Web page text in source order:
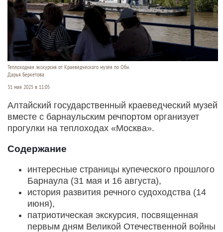
Теплоходная экскурсия от Краеведческого музея по Оби.
Дарья Беркетова
31 мая 2025 в 11:05
Алтайский государственный краеведческий музей
вместе с барнаульским речпортом организует
прогулки на теплоходах «Москва».
Содержание
интересные страницы купеческого прошлого
Барнаула (31 мая и 16 августа),
история развития речного судоходства (14
июня),
патриотическая экскурсия, посвященная
первым дням Великой Отечественной войны